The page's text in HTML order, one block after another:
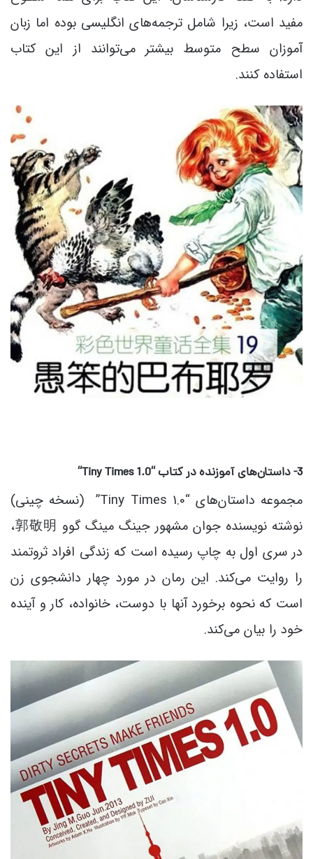
مفید است، زیرا شامل ترجمه‌های انگلیسی بوده اما زبان
آموزان سطح متوسط بیشتر می‌توانند از این کتاب
استفاده کنند.
3- داستان‌های آموزنده در کتاب “ Tiny Times 1.0
“
مجموعه داستان‌های “Tiny Times 1.0” (نسخه چینی)
نوشته نویسنده جوان مشهور جینگ مینگ گوو 郭敬明،
در سری اول به چاپ رسیده است که زندگی افراد ثروتمند
را روایت می‌کند. این رمان در مورد چهار دانشجوی زن
است که نحوه برخورد آنها با دوست، خانواده، کار و آینده
خود را بیان می‌کند.